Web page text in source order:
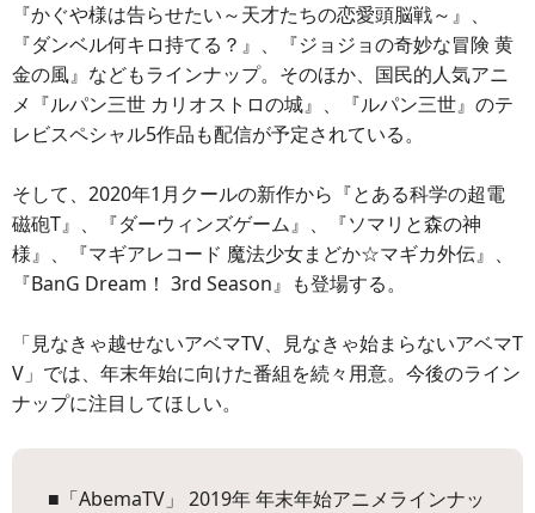
『かぐや様は告らせたい～天才たちの恋愛頭脳戦～』、
『ダンベル何キロ持てる？』、『ジョジョの奇妙な冒険 黄
金の風』などもラインナップ。そのほか、国民的人気アニ
メ『ルパン三世 カリオストロの城』、『ルパン三世』のテ
レビスペシャル5作品も配信が予定されている。
そして、2020年1月クールの新作から『とある科学の超電
磁砲T』、『ダーウィンズゲーム』、『ソマリと森の神
様』、『マギアレコード 魔法少女まどか☆マギカ外伝』、
『BanG Dream！ 3rd Season』も登場する。
「見なきゃ越せないアベマTV、見なきゃ始まらないアベマT
V」では、年末年始に向けた番組を続々用意。今後のライン
ナップに注目してほしい。
■「AbemaTV」 2019年 年末年始アニメラインナッ